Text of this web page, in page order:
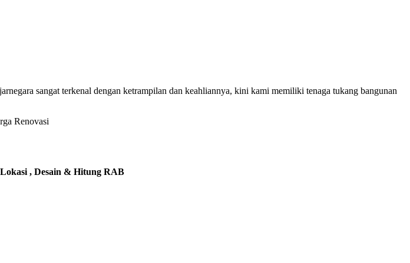
sangat terkenal dengan ketrampilan dan keahliannya, kini kami memiliki tenaga tukang bangunan
, Desain & Hitung RAB